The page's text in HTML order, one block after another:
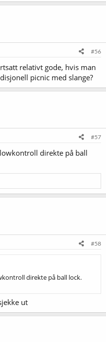
#56
relativt gode, hvis man
picnic med slange?
#57
direkte på ball
#58
direkte på ball lock.
ut